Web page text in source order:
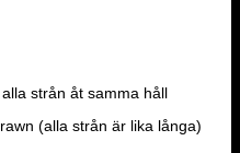
strån åt samma håll
(alla strån är lika långa)